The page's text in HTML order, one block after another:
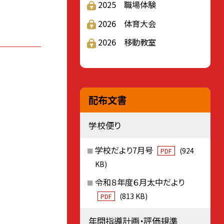
2025 職場体験
2026 体育大会
2026 移動教室
配布文書
学校便り
学校だより7月号 PDF
(924
KB)
令和８年度６月太中だより
PDF (813 KB)
年間指導計画・評価規準